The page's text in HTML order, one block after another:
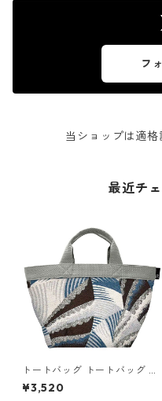
フ
当ショップは適格
最近チ
トートバッグ トートバッグ R
OOTOTE DELI ルートート デ
リ.パターンファブリック-G ウ
¥3,520